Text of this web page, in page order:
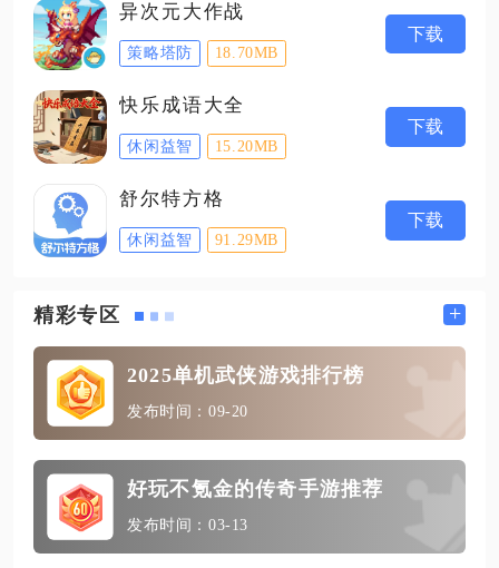
异次元大作战
策略塔防 18.70MB
下载
快乐成语大全
休闲益智 15.20MB
下载
舒尔特方格
休闲益智 91.29MB
下载
精彩专区 +
2025单机武侠游戏排行榜
发布时间：09-20
好玩不氪金的传奇手游推荐
发布时间：03-13